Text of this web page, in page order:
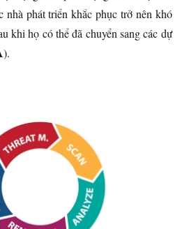
nhà phát triển khắc phục trở nên khó
khi họ có thể đã chuyển sang các dự
).